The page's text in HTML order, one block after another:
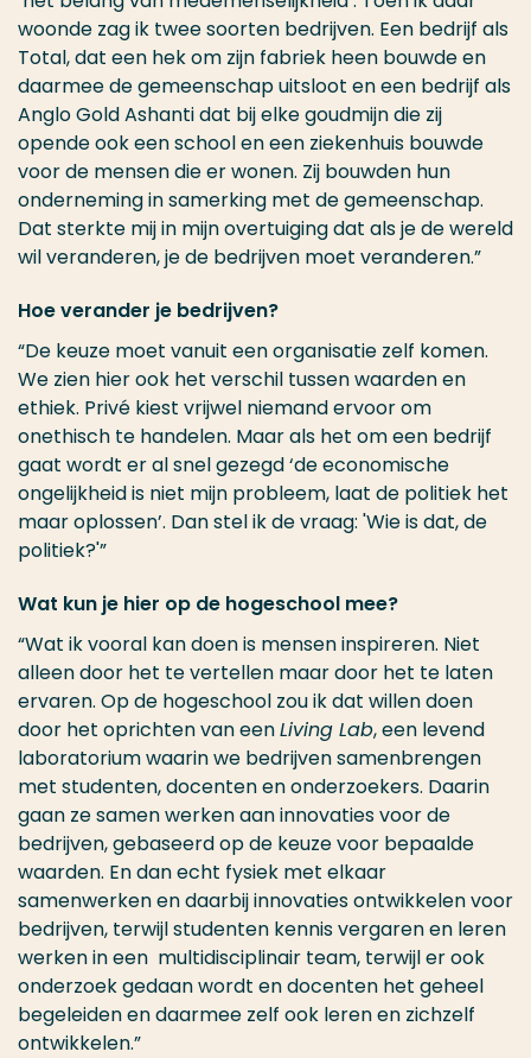
woonde zag ik twee soorten bedrijven. Een bedrijf als
Total, dat een hek om zijn fabriek heen bouwde en
daarmee de gemeenschap uitsloot en een bedrijf als
Anglo Gold Ashanti dat bij elke goudmijn die zij
opende ook een school en een ziekenhuis bouwde
voor de mensen die er wonen. Zij bouwden hun
onderneming in samerking met de gemeenschap.
Dat sterkte mij in mijn overtuiging dat als je de wereld
wil veranderen, je de bedrijven moet veranderen.”
Hoe verander je bedrijven?
“De keuze moet vanuit een organisatie zelf komen.
We zien hier ook het verschil tussen waarden en
ethiek. Privé kiest vrijwel niemand ervoor om
onethisch te handelen. Maar als het om een bedrijf
gaat wordt er al snel gezegd ‘de economische
ongelijkheid is niet mijn probleem, laat de politiek het
maar oplossen’. Dan stel ik de vraag: 'Wie is dat, de
politiek?'”
Wat kun je hier op de hogeschool mee?
“Wat ik vooral kan doen is mensen inspireren. Niet
alleen door het te vertellen maar door het te laten
ervaren. Op de hogeschool zou ik dat willen doen
door het oprichten van eenLiving Lab, een levend
laboratorium waarin we bedrijven samenbrengen
met studenten, docenten en onderzoekers. Daarin
gaan ze samen werken aan innovaties voor de
bedrijven, gebaseerd op de keuze voor bepaalde
waarden. En dan echt fysiek met elkaar
samenwerken en daarbij innovaties ontwikkelen voor
bedrijven, terwijl studenten kennis vergaren en leren
werken in een multidisciplinair team, terwijl er ook
onderzoek gedaan wordt en docenten het geheel
begeleiden en daarmee zelf ook leren en zichzelf
ontwikkelen.”